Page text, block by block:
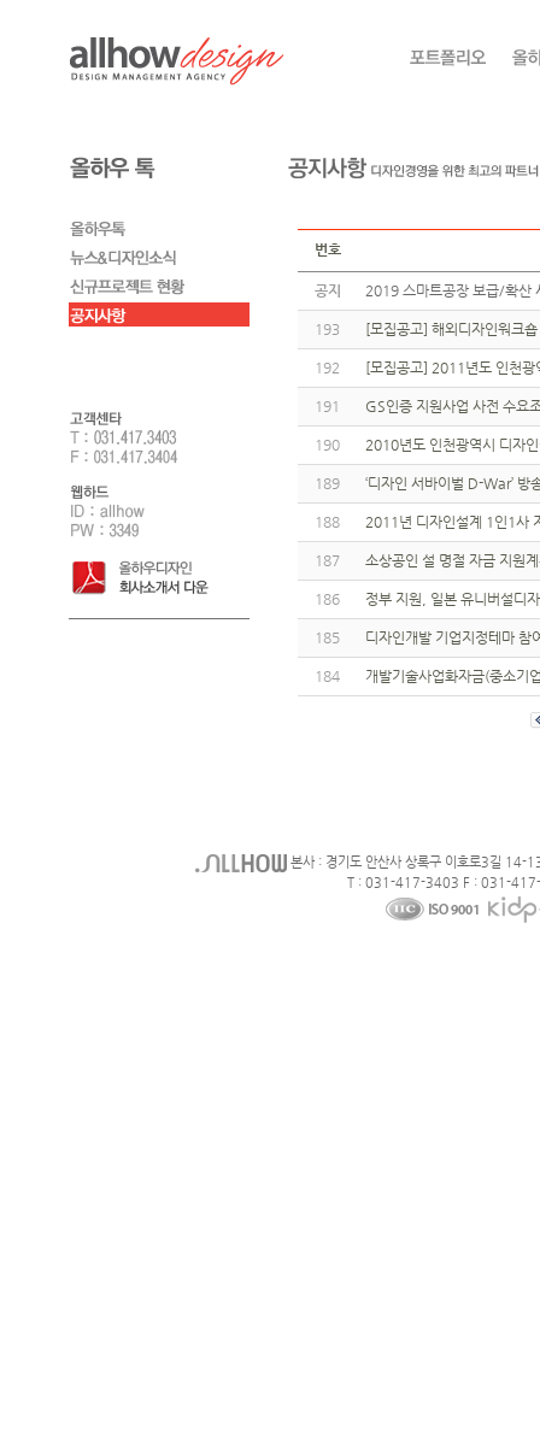
번호
공지 2019 스마트공장 보급/확
193 [모집공고] 해외디자인워크
192 [모집공고] 2011년도 인천
191 GS인증 지원사업 사전 수요
190 2010년도 인천광역시 디자
189 ‘디자인 서바이벌 D-War’
188 2011년 디자인설계 1인1사
187 소상공인 설 명절 자금 지원
186 정부 지원, 일본 유니버설디
185 디자인개발 기업지정테마
184 개발기술사업화자금(중소기
본사 : 경기도 안산사 상록구 이호로3길 14-
T : 031-417-3403 F : 031-